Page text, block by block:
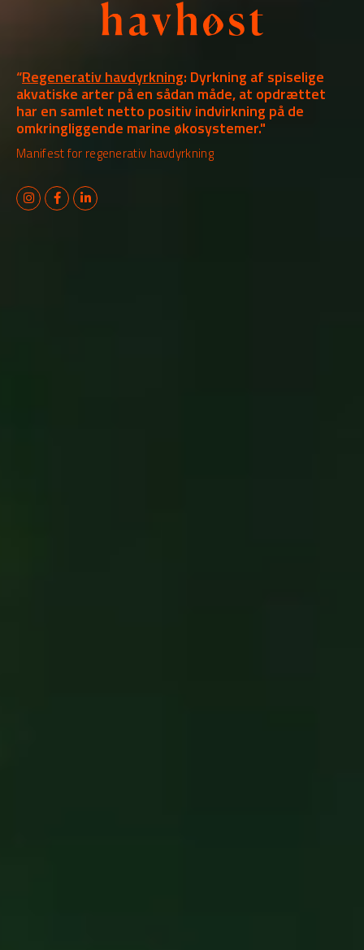
“Regenerativ havdyrkning: Dyrkning af spiselige
akvatiske arter på en sådan måde, at opdrættet
har en samlet netto positiv indvirkning på de
omkringliggende marine økosystemer."
Manifest for regenerativ havdyrkning